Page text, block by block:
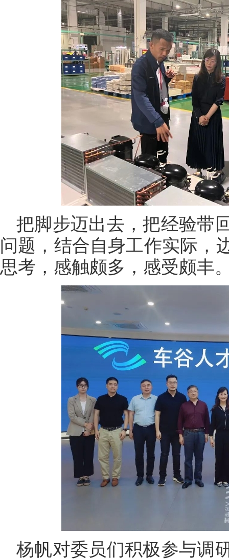
把脚步迈出去，把经验带
问题，结合自身工作实际，
思考，感触颇多，感受颇丰
杨帆对委员们积极参与调